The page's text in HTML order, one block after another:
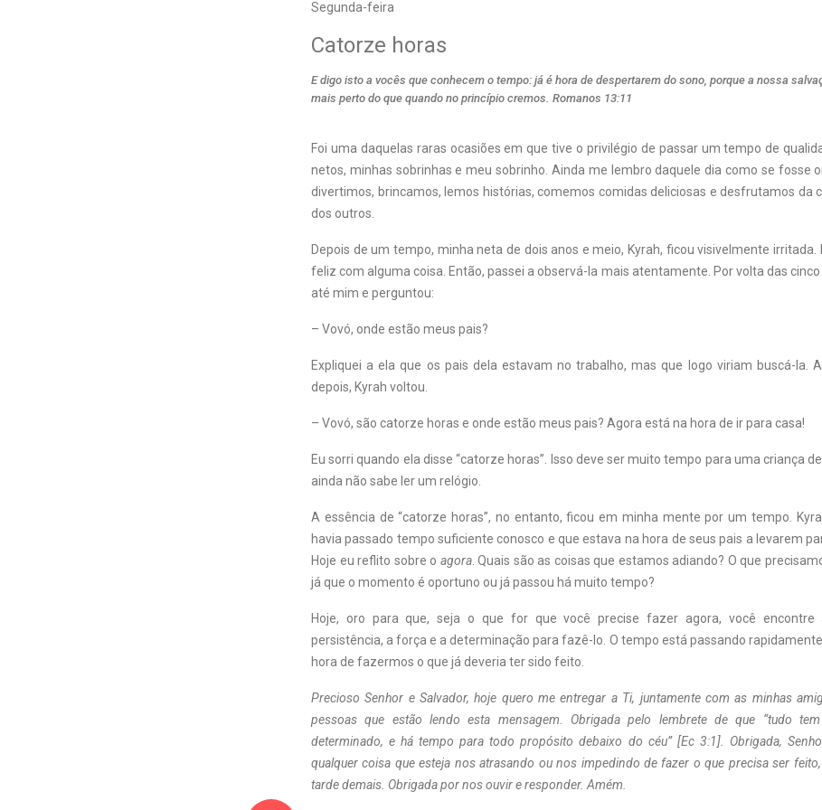
Segunda-feira
Catorze horas
E digo isto a vocês que conhecem o tempo: já é hora de despertarem do sono, porque a nossa
mais perto do que quando no princípio cremos. Romanos 13:11
Foi uma daquelas raras ocasiões em que tive o privilégio de passar um tempo de
netos, minhas sobrinhas e meu sobrinho. Ainda me lembro daquele dia como se fosse
divertimos, brincamos, lemos histórias, comemos comidas deliciosas e desfrutamos da
dos outros.
Depois de um tempo, minha neta de dois anos e meio, Kyrah, ficou visivelmente irritada.
feliz com alguma coisa. Então, passei a observá-la mais atentamente. Por volta das cinco
até mim e perguntou:
– Vovó, onde estão meus pais?
Expliquei a ela que os pais dela estavam no trabalho, mas que logo viriam buscá-la.
depois, Kyrah voltou.
– Vovó, são catorze horas e onde estão meus pais? Agora está na hora de ir para casa!
Eu sorri quando ela disse “catorze horas”. Isso deve ser muito tempo para uma criança
ainda não sabe ler um relógio.
A essência de “catorze horas”, no entanto, ficou em minha mente por um tempo.
havia passado tempo suficiente conosco e que estava na hora de seus pais a levarem
Hoje eu reflito sobre o agora. Quais são as coisas que estamos adiando? O que
já que o momento é oportuno ou já passou há muito tempo?
Hoje, oro para que, seja o que for que você precise fazer agora, você encontre
persistência, a força e a determinação para fazê-lo. O tempo está passando
hora de fazermos o que já deveria ter sido feito.
Precioso Senhor e Salvador, hoje quero me entregar a Ti, juntamente com as minhas
pessoas que estão lendo esta mensagem. Obrigada pelo lembrete de que “tudo
determinado, e há tempo para todo propósito debaixo do céu” [Ec 3:1]. Obrigada,
qualquer coisa que esteja nos atrasando ou nos impedindo de fazer o que precisa ser
tarde demais. Obrigada por nos ouvir e responder. Amém.